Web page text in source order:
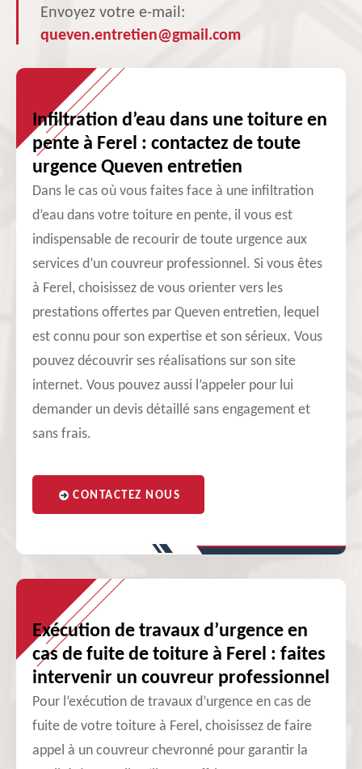
Envoyez votre e-mail:
queven.entretien@gmail.com
Infiltration d’eau dans une toiture en
pente à Ferel : contactez de toute
urgence Queven entretien
Dans le cas où vous faites face à une infiltration
d’eau dans votre toiture en pente, il vous est
indispensable de recourir de toute urgence aux
services d’un couvreur professionnel. Si vous êtes
à Ferel, choisissez de vous orienter vers les
prestations offertes par Queven entretien, lequel
est connu pour son expertise et son sérieux. Vous
pouvez découvrir ses réalisations sur son site
internet. Vous pouvez aussi l’appeler pour lui
demander un devis détaillé sans engagement et
sans frais.
CONTACTEZ NOUS
Exécution de travaux d’urgence en
cas de fuite de toiture à Ferel : faites
intervenir un couvreur professionnel
Pour l’exécution de travaux d’urgence en cas de
fuite de votre toiture à Ferel, choisissez de faire
appel à un couvreur chevronné pour garantir la